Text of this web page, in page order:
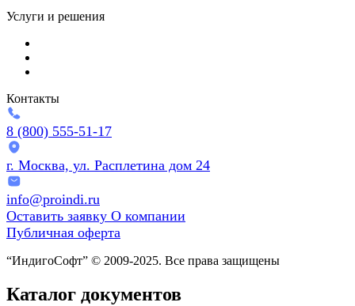
Услуги и решения
Контакты
8 (800) 555-51-17
г. Москва, ул. Расплетина дом 24
info@proindi.ru
Оставить заявку О компании
Публичная оферта
“ИндигоСофт” © 2009-2025. Все права защищены
Каталог документов